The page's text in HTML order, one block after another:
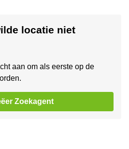
locatie niet
aan om als eerste op de
Zoekagent